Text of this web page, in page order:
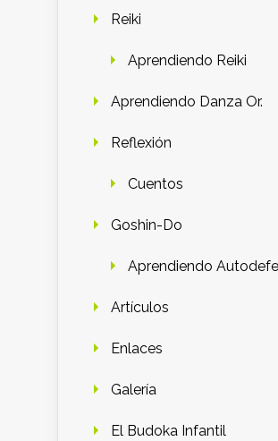
Reiki
Aprendiendo Reiki
Aprendiendo Danza Or.
Reflexión
Cuentos
Goshin-Do
Aprendiendo
Artículos
Enlaces
Galería
El Budoka Infantil